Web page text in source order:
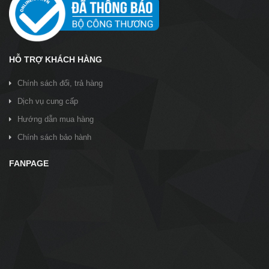
HỖ TRỢ KHÁCH HÀNG
Chính sách đổi, trả hàng
Dịch vụ cung cấp
Hướng dẫn mua hàng
Chính sách bảo hành
FANPAGE